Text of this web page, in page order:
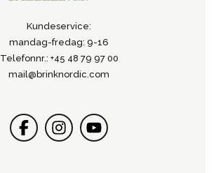
Kundeservice:
mandag-fredag: 9-16
Telefonnr.: +45 48 79 97 00
mail@brinknordic.com